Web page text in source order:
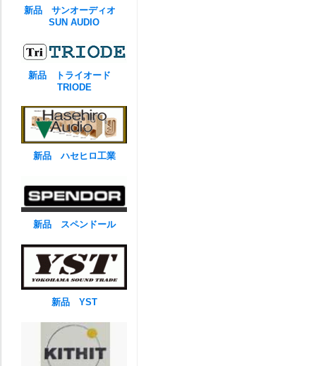
新品 サンオーディオ
SUN AUDIO
新品 トライオード
TRIODE
新品 ハセヒロ工業
新品 スペンドール
新品 YST